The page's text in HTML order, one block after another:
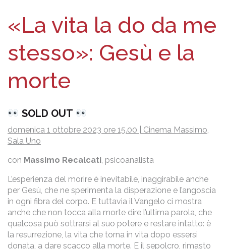
«La vita la do da me
stesso»: Gesù e la
morte
SOLD OUT
domenica 1 ottobre 2023 ore 15.00 | Cinema Massimo,
Sala Uno
con Massimo Recalcati , psicoanalista
L’esperienza del morire è inevitabile, inaggirabile anche
per Gesù, che ne sperimenta la disperazione e l’angoscia
in ogni fibra del corpo. E tuttavia il Vangelo ci mostra
anche che non tocca alla morte dire l’ultima parola, che
qualcosa può sottrarsi al suo potere e restare intatto: è
la resurrezione, la vita che torna in vita dopo essersi
donata, a dare scacco alla morte. E il sepolcro, rimasto